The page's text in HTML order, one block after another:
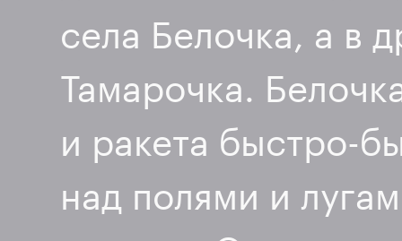
села Белочка, а в
Тамарочка.
и ракета быстро-
над полями и